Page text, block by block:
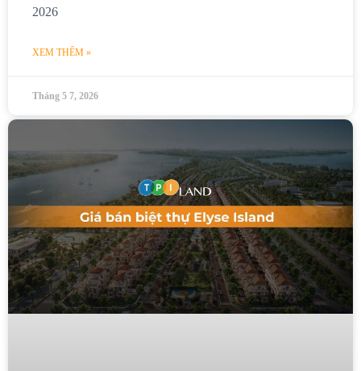
2026
XEM THÊM »
Tháng 5 7, 2026